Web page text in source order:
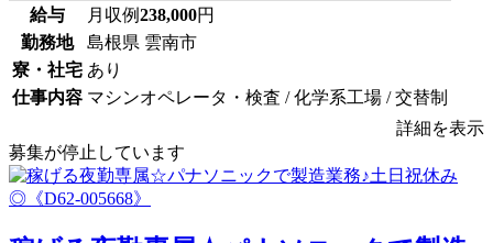
給与 月収例238,000円
勤務地
島根県 雲南市
寮・社宅 あり
仕事内容 マシンオペレータ・検査 / 化学系工場 / 交替制
詳細を表示
募集が停止しています